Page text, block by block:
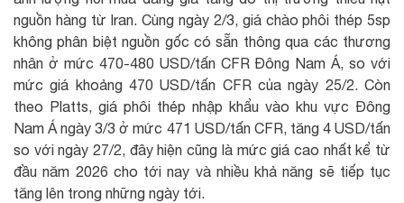
nguồn hàng từ Iran. Cùng ngày 2/3, giá chào phôi thép 5sp
không phân biệt nguồn gốc có sẵn thông qua các thương
nhân ở mức 470-480 USD/tấn CFR Đông Nam Á, so với
mức giá khoảng 470 USD/tấn CFR của ngày 25/2. Còn
theo Platts, giá phôi thép nhập khẩu vào khu vực Đông
Nam Á ngày 3/3 ở mức 471 USD/tấn CFR, tăng 4 USD/tấn
so với ngày 27/2, đây hiện cũng là mức giá cao nhất kể từ
đầu năm 2026 cho tới nay và nhiều khả năng sẽ tiếp tục
tăng lên trong những ngày tới.